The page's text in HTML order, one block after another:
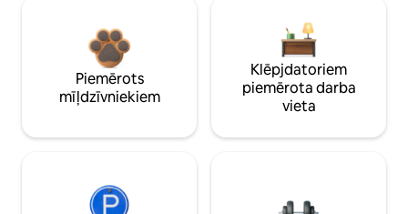
Piemērots
mīļdzīvniekiem
Klēpjdatoriem
piemērota darba
vieta